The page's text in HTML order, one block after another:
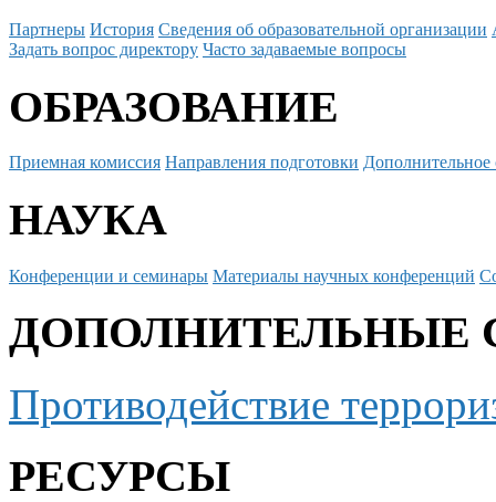
Партнеры История Сведения об образовательной организации
Задать вопрос директору Часто задаваемые вопросы
ОБРАЗОВАНИЕ
Приемная комиссия Направления подготовки Дополнительное
НАУКА
Конференции и семинары Материалы научных конференций
ДОПОЛНИТЕЛЬНЫЕ
Противодействие
РЕСУРСЫ